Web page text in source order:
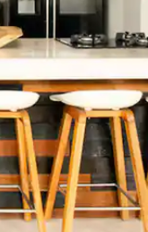
ya da kaydırma